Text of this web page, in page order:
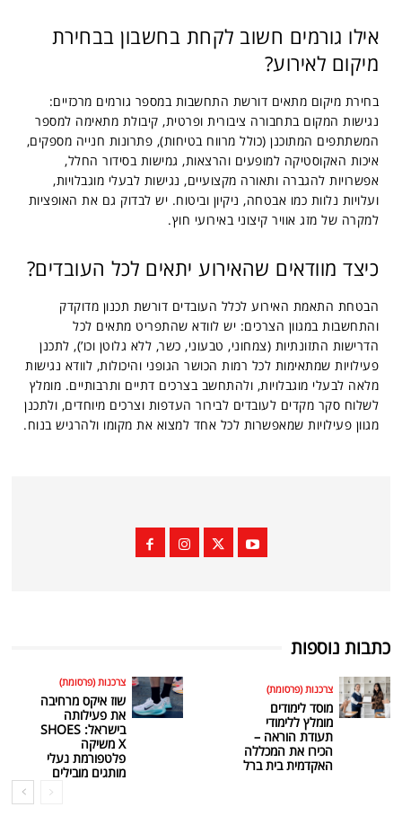
אילו גורמים חשוב לקחת בחשבון בבחירת
מיקום לאירוע?
בחירת מיקום מתאים דורשת התחשבות במספר גורמים מרכזיים:
נגישות המקום בתחבורה ציבורית ופרטית, קיבולת מתאימה למספר
המשתתפים המתוכנן (כולל מרווח בטיחות), פתרונות חנייה מספקים,
איכות האקוסטיקה למופעים והרצאות, גמישות בסידור החלל,
אפשרויות להגברה ותאורה מקצועיים, נגישות לבעלי מוגבלויות,
ועלויות נלוות כמו אבטחה, ניקיון וביטוח. יש לבדוק גם את האופציות
למקרה של מזג אוויר קיצוני באירועי חוץ.
כיצד מוודאים שהאירוע יתאים לכל העובדים?
הבטחת התאמת האירוע לכלל העובדים דורשת תכנון מדוקדק
והתחשבות במגוון הצרכים: יש לוודא שהתפריט מתאים לכל
הדרישות התזונתיות (צמחוני, טבעוני, כשר, ללא גלוטן וכו’), לתכנן
פעילויות שמתאימות לכל רמות הכושר הגופני והיכולות, לוודא נגישות
מלאה לבעלי מוגבלויות, ולהתחשב בצרכים דתיים ותרבותיים. מומלץ
לשלוח סקר מקדים לעובדים לבירור העדפות וצרכים מיוחדים, ולתכנן
מגוון פעילויות שמאפשרות לכל אחד למצוא את מקומו ולהרגיש בנוח.
כתבות נוספות
צרכנות (פרסומת)
מוסד לימודים
מומלץ ללימודי
תעודת הוראה –
הכירו את המכללה
האקדמית בית ברל
צרכנות (פרסומת)
שוז איקס מרחיבה
את פעילותה
בישראל: SHOES
X משיקה
פלטפורמת נעלי
מותגים מובילים